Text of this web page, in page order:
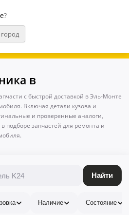
?
удобнее
в
с быстрой доставкой в Эль-Монте
Включая детали кузова и
и проверенные аналоги,
подборе запчастей для ремонта и
Найти
Наличие Состояние